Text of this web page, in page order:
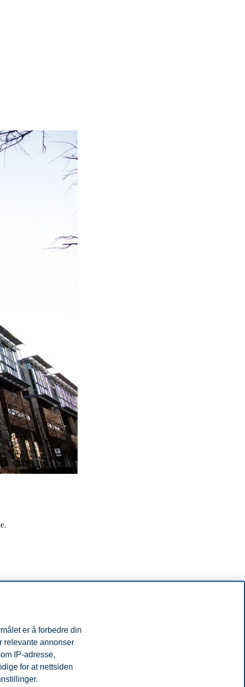
med noe helt nytt, og derfor har to av våre dyktige studenter mange
er, og litt om hva du kan forvente i høst rundt studiestart.
er å forbedre din
relevante annonser
IP-adresse,
for at nettsiden